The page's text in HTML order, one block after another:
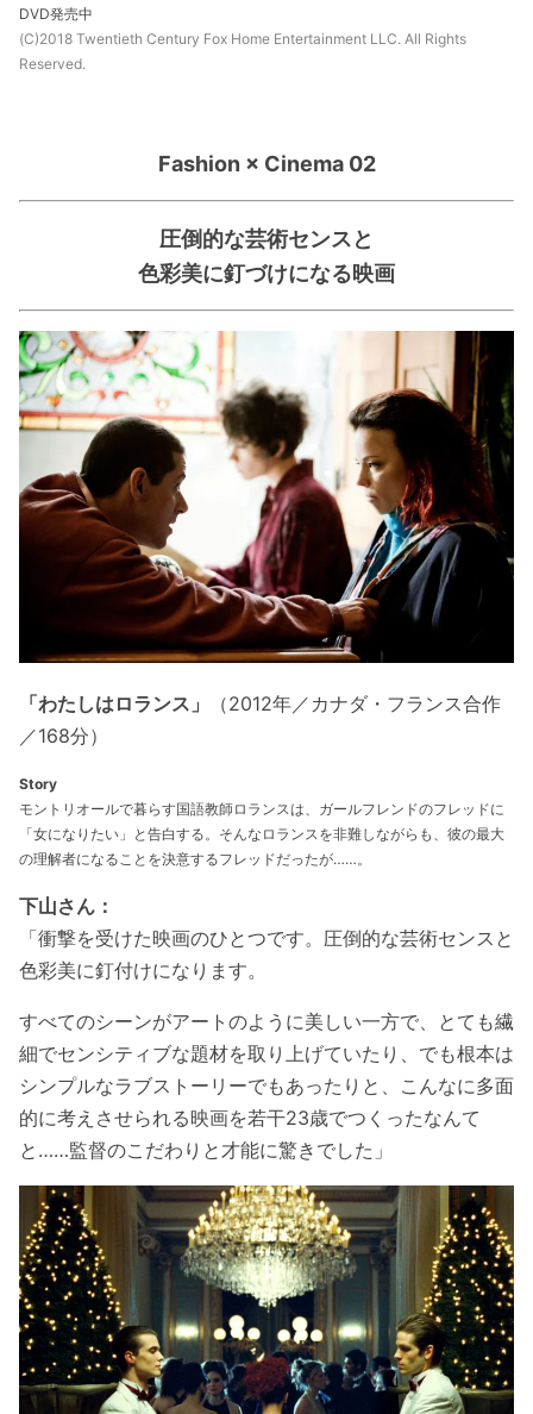
DVD発売中
(C)2018 Twentieth Century Fox Home Entertainment LLC. All Rights
Reserved.
Fashion × Cinema 02
圧倒的な芸術センスと
色彩美に釘づけになる映画
「わたしはロランス」
（2012年／カナダ・フランス合作
／168分）
Story
モントリオールで暮らす国語教師ロランスは、ガールフレンドのフレッドに
「女になりたい」と告白する。そんなロランスを非難しながらも、彼の最大
の理解者になることを決意するフレッドだったが……。
下山さん：
「衝撃を受けた映画のひとつです。圧倒的な芸術センスと
色彩美に釘付けになります。
すべてのシーンがアートのように美しい一方で、とても繊
細でセンシティブな題材を取り上げていたり、でも根本は
シンプルなラブストーリーでもあったりと、 こんなに多面
的に考えさせられる映画を若干23歳でつくったなんて
と……監督のこだわりと才能に驚きでした」